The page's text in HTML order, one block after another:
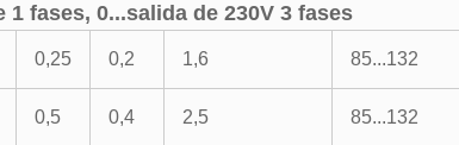
1 fases, 0...salida de 230V 3 fases
0,25 0,2 1,6 85...132
0,5 0,4 2,5 85...132